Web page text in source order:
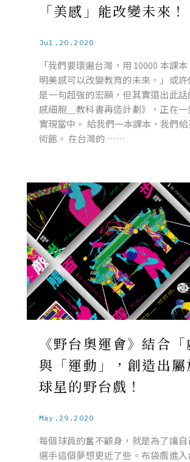
「美感」能改變未來！
Jul.20.2020
「我們要環遍台灣，用 10000 本課
明美感可以改變教育的未來。」或許
是一句超強的宏願，但其實道出此
感細胞＿教科書再造計劃》，正在
實現當中。 給我們一本課本，我們
術館。 在台灣的 ……
《野台奧運會》結合「
與「運動」，創造出屬
球星的野台戲！
May.29.2020
每個球員的奮不顧身，就是為了讓
選手這個夢想更近了些。布袋戲進